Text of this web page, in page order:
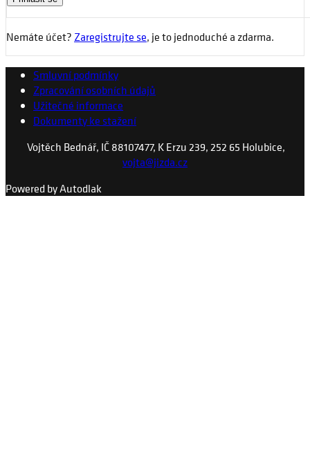
Nemáte účet? Zaregistrujte se, je to jednoduché a zdarma.
Smluvní podmínky
Zpracování osobních údajů
Užitečné informace
Dokumenty ke stažení
Vojtěch Bednář, IČ 88107477, K Erzu 239, 252 65 Holubice,
vojta@jizda.cz
Powered by Autodlak